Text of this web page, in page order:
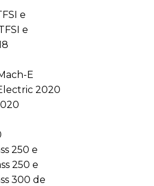
e
e
E
2020
250 e
250 e
300 de